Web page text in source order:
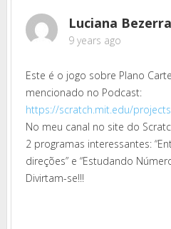
Luciana Bezerra
9 years ago
Este é o jogo sobre Plano
mencionado no Podcast:
https://scratch.mit.edu/
No meu canal no site do
2 programas interessantes:
direções” e “Estudando
Divirtam-se!!!